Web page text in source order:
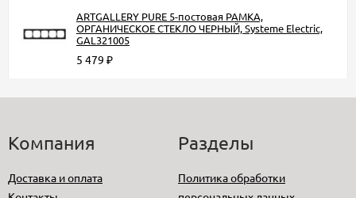
ARTGALLERY PURE 5-постовая РАМКА,
ОРГАНИЧЕСКОЕ СТЕКЛО ЧЕРНЫЙ, Systeme Electric,
GAL321005
5 479 ₽
Компания
Доставка и оплата
Разделы
Политика обработки